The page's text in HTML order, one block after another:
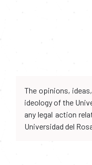
The opinions,
ideology of the
any legal action
Universidad del